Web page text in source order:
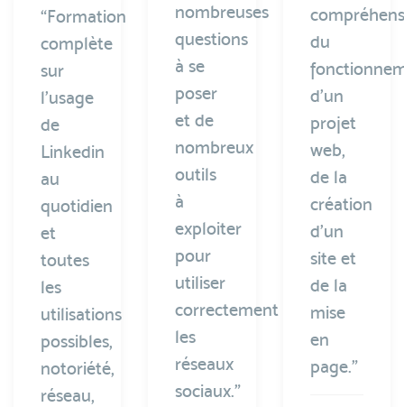
nombreuses
questions
à se
poser
et de
nombreux
outils
à
exploiter
pour
utiliser
correctement
les
réseaux
sociaux.”
du
d’un
projet
web,
de la
création
d’un
site et
de la
mise
en
page.”
“Formation
complète
sur
l’usage
de
Linkedin
au
quotidien
et
toutes
les
utilisations
possibles,
notoriété,
réseau,